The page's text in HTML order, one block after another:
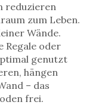
reduzieren
zum Leben.
Wände.
Regale oder
genutzt
hängen
– das
frei.